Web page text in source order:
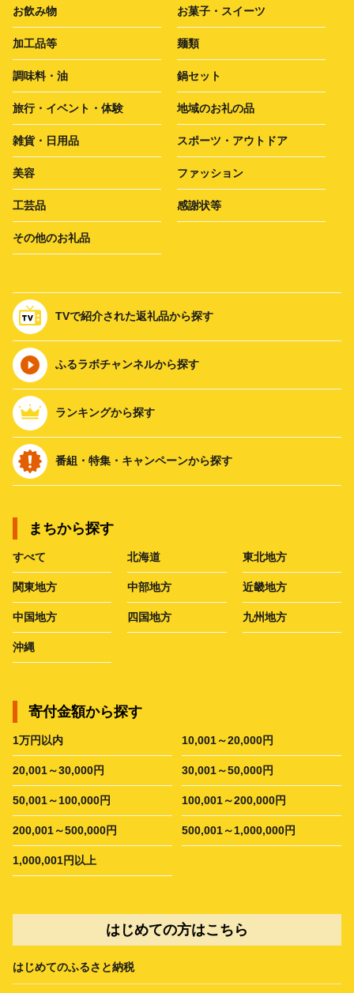
お飲み物 お菓子・スイーツ
加工品等 麺類
調味料・油 鍋セット
旅行・イベント・体験 地域のお礼の品
雑貨・日用品 スポーツ・アウトドア
美容 ファッション
工芸品 感謝状等
その他のお礼品
TVで紹介された返礼品から探す
ふるラボチャンネルから探す
ランキングから探す
番組・特集・キャンペーンから探す
まちから探す
すべて 北海道 東北地方
関東地方 中部地方 近畿地方
中国地方 四国地方 九州地方
沖縄
寄付金額から探す
1万円以内 10,001～20,000円
20,001～30,000円 30,001～50,000円
50,001～100,000円 100,001～200,000円
200,001～500,000円 500,001～1,000,000円
1,000,001円以上
はじめての方はこちら
はじめてのふるさと納税